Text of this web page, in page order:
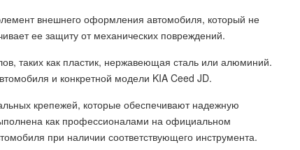
внешнего оформления автомобиля, который не
ее защиту от механических повреждений.
таких как пластик, нержавеющая сталь или алюминий.
и конкретной модели KIA Ceed JD.
крепежей, которые обеспечивают надежную
как профессионалами на официальном
при наличии соответствующего инструмента.